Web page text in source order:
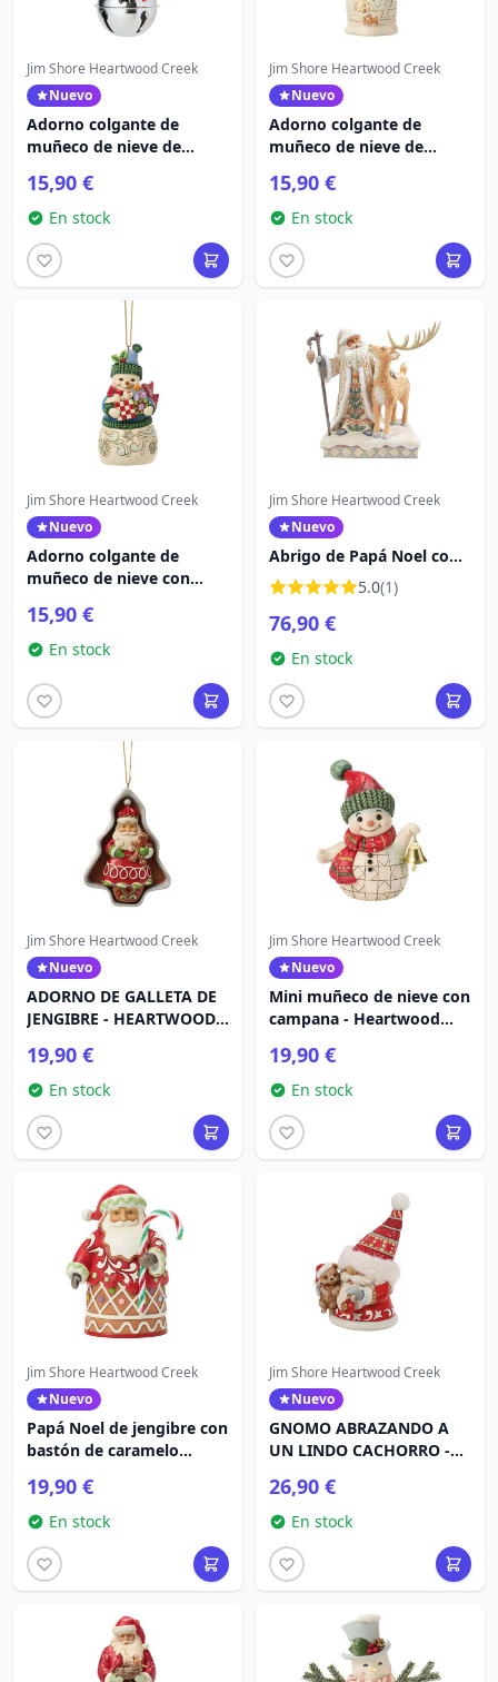
Jim Shore Heartwood Creek
Nuevo
Adorno colgante de
muñeco de nieve de
Creek
15,90 €
En stock
Jim Shore Heartwood Creek
Nuevo
Adorno colgante de
muñeco de nieve de
Heartwood Creek
15,90 €
En stock
Jim Shore Heartwood Creek
Nuevo
Adorno colgante de
muñeco de nieve con
Creek
15,90 €
En stock
Jim Shore Heartwood Creek
Nuevo
Abrigo de Papá Noel con
ribete de piel de ciervo de
WhiteWoodland -
Heartwood Creek
5.0(1)
76,90 €
En stock
Jim Shore Heartwood Creek
Nuevo
ADORNO DE GALLETA DE
JENGIBRE - HEARTWOOD
19,90 €
En stock
Jim Shore Heartwood Creek
Nuevo
Mini muñeco de nieve con
campana - Heartwood
19,90 €
En stock
Jim Shore Heartwood Creek
Nuevo
Papá Noel de jengibre con
bastón de caramelo
Heartwood Creek
19,90 €
En stock
Jim Shore Heartwood Creek
Nuevo
GNOMO ABRAZANDO A
UN LINDO CACHORRO -
26,90 €
En stock